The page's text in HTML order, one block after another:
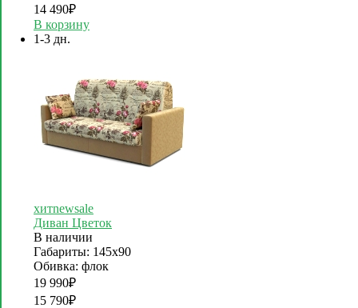
14 490₽
В корзину
1-3 дн.
хитnewsale
Диван Цветок
В наличии
Габариты: 145х90
Обивка: флок
19 990₽
15 790₽